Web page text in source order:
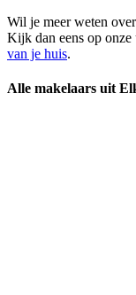
Wil je meer weten
Kijk dan eens op
van je huis.
Alle makelaars uit